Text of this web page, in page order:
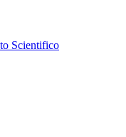
Scientifico